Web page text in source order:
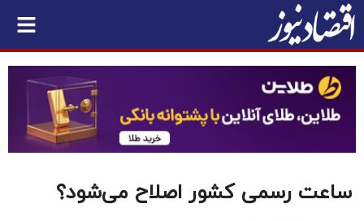
ساعت رسمی کشور اصلاح می‌شود؟